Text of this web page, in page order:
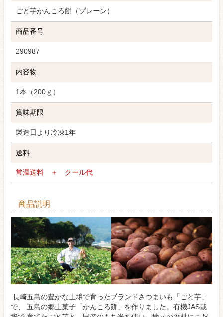
ごと芋かんころ餅（プレーン）
商品番号
290987
内容物
1本（200ｇ）
賞味期限
製造日より冷凍1年
送料
常温送料 ＋ クール代
商品説明
長崎五島の豊かな土壌で育ったブランドさつまいも「ごと芋」
で、 五島の郷土菓子「かんころ餅」を作りました。有機JAS栽